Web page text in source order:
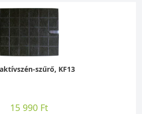
szűrő, KF13
15 990 Ft